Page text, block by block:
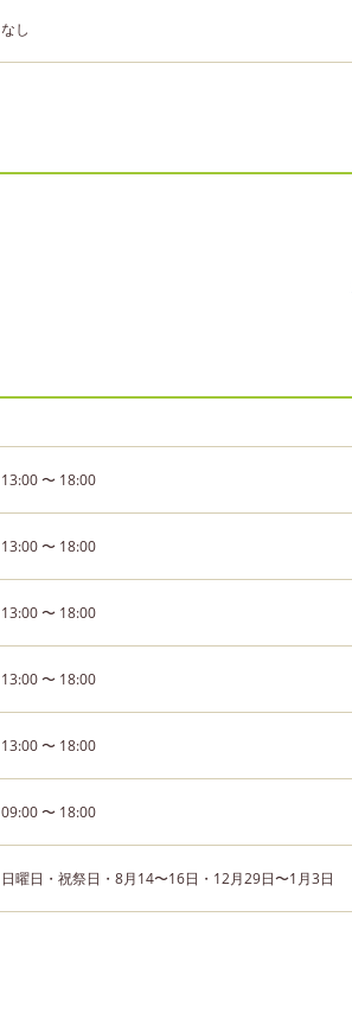
なし
13:00 〜 18:00
13:00 〜 18:00
13:00 〜 18:00
13:00 〜 18:00
13:00 〜 18:00
09:00 〜 18:00
日曜日・祝祭日・8月14〜16日・12月29日〜1月3日